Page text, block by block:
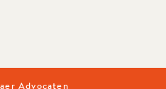
Advocaten